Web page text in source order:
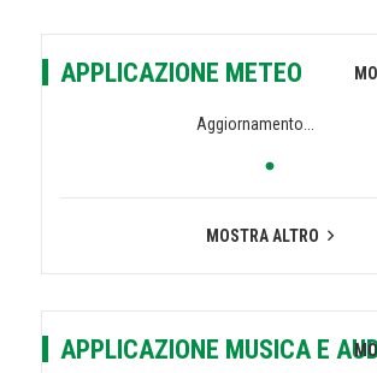
APPLICAZIONE METEO
Aggiornamento...
MOSTRA ALTRO
APPLICAZIONE MUSICA E